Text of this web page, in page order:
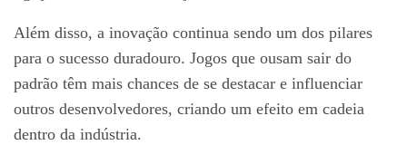
Além disso, a inovação continua sendo um dos pilares
para o sucesso duradouro. Jogos que ousam sair do
padrão têm mais chances de se destacar e influenciar
outros desenvolvedores, criando um efeito em cadeia
dentro da indústria.